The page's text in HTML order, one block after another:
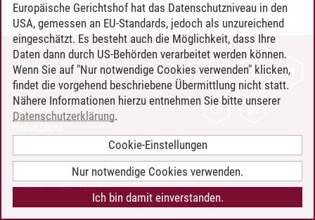
KONTAKT
LEUPHANA ALS ARBEITGEBER
INTRANET
BARRIEREFREIHEIT
COOKIE-EINSTELLUNGEN
Europäische Gerichtshof hat das Datenschutzniveau in den
USA, gemessen an EU-Standards, jedoch als unzureichend
eingeschätzt. Es besteht auch die Möglichkeit, dass Ihre
Daten dann durch US-Behörden verarbeitet werden können.
Wenn Sie auf "Nur notwendige Cookies verwenden" klicken,
findet die vorgehend beschriebene Übermittlung nicht statt.
Nähere Informationen hierzu entnehmen Sie bitte unserer
Datenschutzerklärung.
Cookie-Einstellungen
Nur notwendige Cookies verwenden.
Ich bin damit einverstanden.